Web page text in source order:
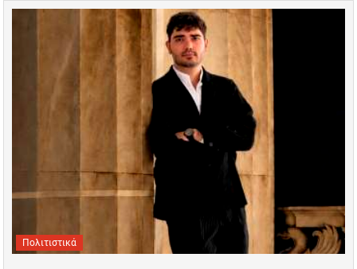
Πολιτιστικά